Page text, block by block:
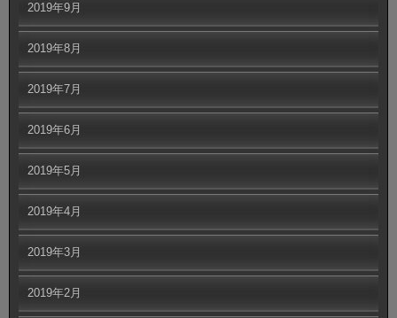
2019年9月
2019年8月
2019年7月
2019年6月
2019年5月
2019年4月
2019年3月
2019年2月